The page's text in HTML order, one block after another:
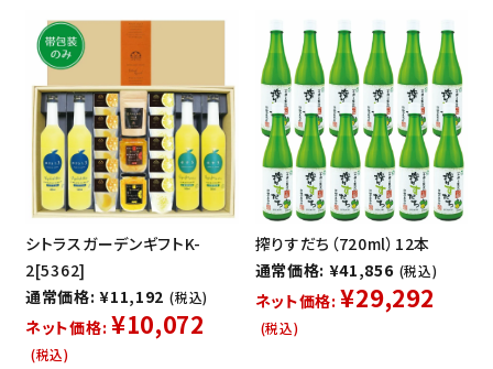
シトラスガーデンギフトK-
2[5362]
通常価格: ¥11,192 (税込)
ネット価格: ¥10,072
(税込)
搾りすだち（720ml）12本
通常価格: ¥41,856 (税込)
ネット価格: ¥29,292
(税込)